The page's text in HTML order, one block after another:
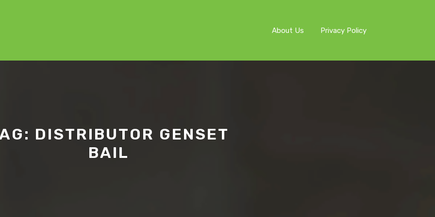
About Us Privacy Policy
DISTRIBUTOR GENSET
BAIL